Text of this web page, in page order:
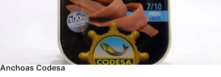
Anchoas Codesa